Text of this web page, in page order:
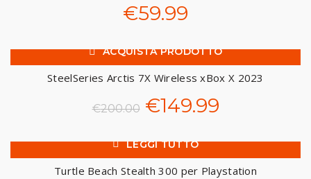
€59.99
-25%
ACQUISTA PRODOTTO
SteelSeries Arctis 7X Wireless xBox X 2023
€200.00 Il
prezzo
originale
€149.99Il
prezzo
attuale
D O
LEGGI TUTTO
Turtle Beach Stealth 300 per Playstation